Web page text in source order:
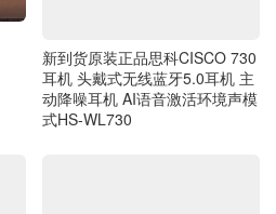
动降噪耳机 AI语音激活环境声模
式HS-WL730